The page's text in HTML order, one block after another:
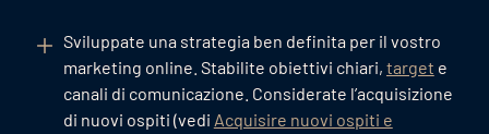
Sviluppate una strategia ben definita per il vostro
marketing online. Stabilite obiettivi chiari, target e
canali di comunicazione. Considerate l’acquisizione
di nuovi ospiti (vedi Acquisire nuovi ospiti e